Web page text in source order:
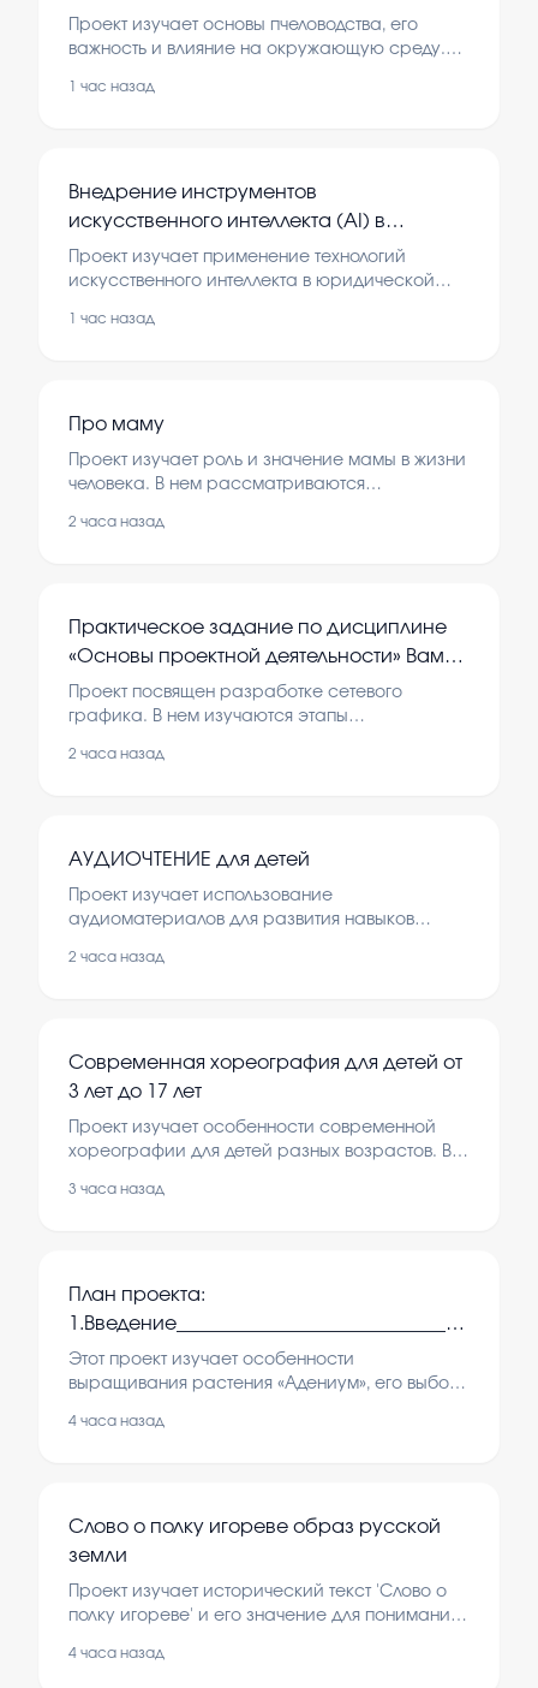
Проект изучает основы пчеловодства, его
важность и влияние на окружающую среду.
их роль в производстве меда.
1 час назад
Внедрение инструментов
искусственного интеллекта (AI) в
юридическую практику: анализ
правового регулирования, рисков и
Проект изучает применение технологий
искусственного интеллекта в юридической
аспекты, возможные риски и способы
1 час назад
Про маму
Проект изучает роль и значение мамы в жизни
человека. В нем рассматриваются
2 часа назад
Практическое задание по дисциплине
«Основы проектной деятельности» Вам
предлагается разработать сетевой
график проекта. Раздел 1.Опишите
Проект посвящен разработке сетевого
графика. В нем изучаются этапы
2 часа назад
АУДИОЧТЕНИЕ для детей
Проект изучает использование
аудиоматериалов для развития навыков
методы обучения и влияние аудиочтения на
2 часа назад
Современная хореография для детей от
3 лет до 17 лет
Проект изучает особенности современной
хореографии для детей разных возрастов. В
методы обучения и влияние на развитие
3 часа назад
План проекта:
1.Введение_____________________________________
2.Пустынная роза -
«Адениум»_____________________ 3.Выбор
Этот проект изучает особенности
выращивания растения «Адениум», его выбор
успешного выращивания.
4 часа назад
Слово о полку игореве образ русской
земли
Проект изучает исторический текст 'Слово о
полку игореве' и его значение для понимания
основные идеи и исторический контекст
4 часа назад